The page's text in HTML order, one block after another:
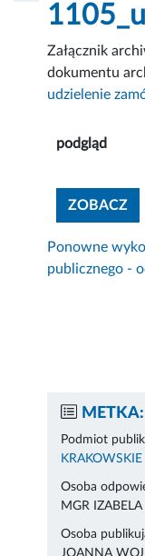
Załącznik
dokumentu
udzielenie
podgląd
ZOBACZ
Ponowne
publicznego -
METKA:
Podmiot
Osoba
MGR
Osoba
JOANNA